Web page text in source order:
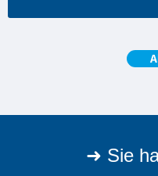
➜ Sie